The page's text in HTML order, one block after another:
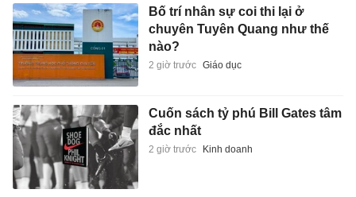
Bố trí nhân sự coi thi lại ở
chuyên Tuyên Quang như thế
nào?
2 giờ trước Giáo dục
Cuốn sách tỷ phú Bill Gates tâm
đắc nhất
2 giờ trước Kinh doanh